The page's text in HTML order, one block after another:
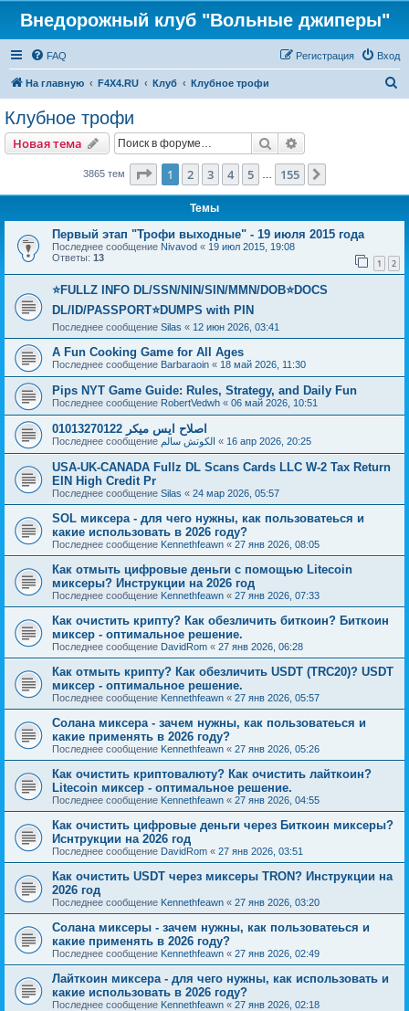
Внедорожный клуб "Вольные джиперы"
FAQ Вход
Регистрация
На главную F4X4.RU Клуб Клубное трофи
Клубное трофи
Новая тема Поиск
3865 тем Страница из 155
1 2 3 4 5 155
Темы
Первый этап "Трофи выходные" - 19 июля 2015 года
Последнее сообщение Nivavod « 19 июл 2015, 19:08
Ответы: 13 1 2
⭐FULLZ INFO DL/SSN/NIN/SIN/MMN/DOB⭐DOCS
DL/ID/PASSPORT⭐DUMPS with PIN
Последнее сообщение Silas « 12 июн 2026, 03:41
A Fun Cooking Game for All Ages
Последнее сообщение Barbaraoin « 18 май 2026, 11:30
Pips NYT Game Guide: Rules, Strategy, and Daily Fun
Последнее сообщение RobertVedwh « 06 май 2026, 10:51
01013270122 اصلاح ايس ميكر
Последнее сообщение الكوتش سالم « 16 апр 2026, 20:25
USA-UK-CANADA Fullz DL Scans Cards LLC W-2 Tax Return
EIN High Credit Pr
Последнее сообщение Silas « 24 мар 2026, 05:57
SOL миксера - для чего нужны, как пользоватеься и
какие использовать в 2026 году?
Последнее сообщение Kennethfeawn « 27 янв 2026, 08:05
Как отмыть цифровые деньги с помощью Litecoin
миксеры? Инструкции на 2026 год
Последнее сообщение Kennethfeawn « 27 янв 2026, 07:33
Как очистить крипту? Как обезличить биткоин? Биткоин
миксер - оптимальное решение.
Последнее сообщение DavidRom « 27 янв 2026, 06:28
Как отмыть крипту? Как обезличить USDT (TRC20)? USDT
миксер - оптимальное решение.
Последнее сообщение Kennethfeawn « 27 янв 2026, 05:57
Солана миксера - зачем нужны, как пользоватеься и
какие применять в 2026 году?
Последнее сообщение Kennethfeawn « 27 янв 2026, 05:26
Как очистить криптовалюту? Как очистить лайткоин?
Litecoin миксер - оптимальное решение.
Последнее сообщение Kennethfeawn « 27 янв 2026, 04:55
Как очистить цифровые деньги через Биткоин миксеры?
Иснтрукции на 2026 год
Последнее сообщение DavidRom « 27 янв 2026, 03:51
Как очистить USDT через миксеры TRON? Инструкции на
2026 год
Последнее сообщение Kennethfeawn « 27 янв 2026, 03:20
Солана миксеры - зачем нужны, как пользоватеься и
какие применять в 2026 году?
Последнее сообщение Kennethfeawn « 27 янв 2026, 02:49
Лайткоин миксера - для чего нужны, как использовать и
какие использовать в 2026 году?
Последнее сообщение Kennethfeawn « 27 янв 2026, 02:18